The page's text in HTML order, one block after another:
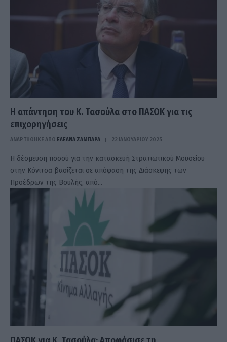
Η απάντηση του Κ. Τασούλα στο ΠΑΣΟΚ για τις
επιχορηγήσεις
ΑΝΑΡΤΗΘΗΚΕ ΑΠΟ ΕΛΕΑΝΑ ΖΑΜΠΑΡΑ 22 ΙΑΝΟΥΑΡΊΟΥ 2025
Η δέσμευση ποσού για την κατασκευή Στρατιωτικού Μουσείου
στην Κόνιτσα βασίζεται σε απόφαση της Διάσκεψης των
Προέδρων της Βουλής, από…